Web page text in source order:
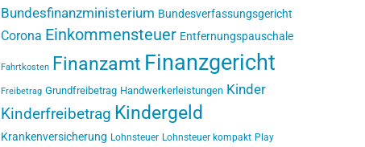
Bundesfinanzministerium Bundesverfassungsgericht
Corona Einkommensteuer Entfernungspauschale
Fahrtkosten Finanzamt Finanzgericht
Freibetrag Grundfreibetrag Handwerkerleistungen Kinder
Kinderfreibetrag Kindergeld
Krankenversicherung Lohnsteuer Lohnsteuer kompakt Play